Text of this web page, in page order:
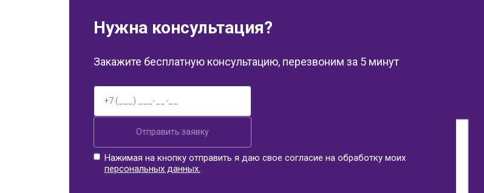
Нужна консультация?
Закажите бесплатную консультацию, перезвоним за 5 минут
Отправить заявку
Нажимая на кнопку отправить я даю свое согласие на обработку моих
персональных данных.